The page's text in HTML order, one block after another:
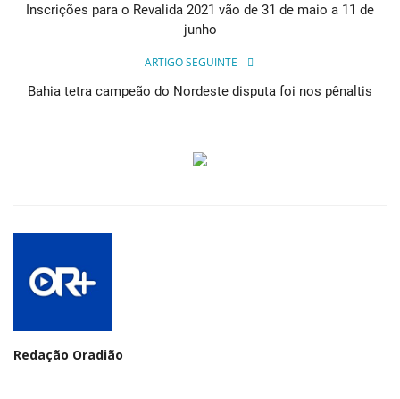
Inscrições para o Revalida 2021 vão de 31 de maio a 11 de
junho
ARTIGO SEGUINTE
Bahia tetra campeão do Nordeste disputa foi nos pênaltis
Redação Oradião